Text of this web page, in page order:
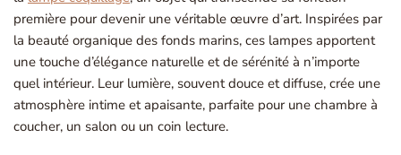
première pour devenir une véritable œuvre d’art. Inspirées par
la beauté organique des fonds marins, ces lampes apportent
une touche d’élégance naturelle et de sérénité à n’importe
quel intérieur. Leur lumière, souvent douce et diffuse, crée une
atmosphère intime et apaisante, parfaite pour une chambre à
coucher, un salon ou un coin lecture.